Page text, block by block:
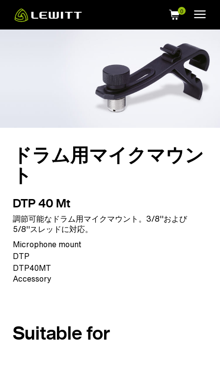
main
ドラム用マイクマウン
ト
DTP 40 Mt
調節可能なドラム用マイクマウント。3/8''および
5/8''スレッドに対応。
Microphone mount
DTP
DTP40MT
Accessory
Suitable for